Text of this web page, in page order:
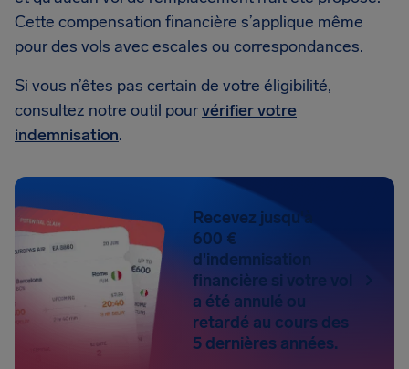
Cette compensation financière s’applique même
pour des vols avec escales ou correspondances.
Si vous n’êtes pas certain de votre éligibilité,
consultez notre outil pourvérifier votre
indemnisation.
Recevez jusqu'à
600 €
d'indemnisation
financière si votre vol
a été annulé ou
retardé au cours des
5 dernières années.